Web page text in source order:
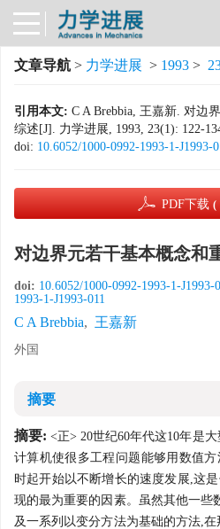
文章导航 > 力学进展 > 1993 >
引用本文: C A Brebbia, 王嘉新. 对边
综述[J]. 力学进展, 1993, 23(1): 122-
doi: 10.6052/1000-0992-1993-1-J1993-
PDF下载 (
对边界元若干基本概念和
doi: 10.6052/1000-0992-1993-1-J1993-
1993-1-J1993-011
C A Brebbia, 王嘉新
外国
摘要
摘要: <正> 20世纪60年代这10年是
计算机使很多工程问题能够用数值
时起开始以不断增长的速度发展,这
现的最为重要的因素。虽然其他一些
及一系列以变分方法为基础的方法,